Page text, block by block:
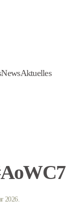
NewsAktuelles
2026.